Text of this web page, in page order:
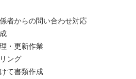
者からの問い合わせ対応
・更新作業
ング
て書類作成